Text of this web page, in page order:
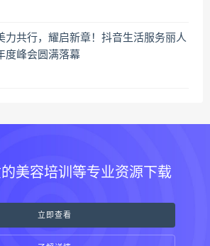
力共行，耀启新章！抖音生活服务丽人
度峰会圆满落幕
美容培训等专业资源下载
立即查看